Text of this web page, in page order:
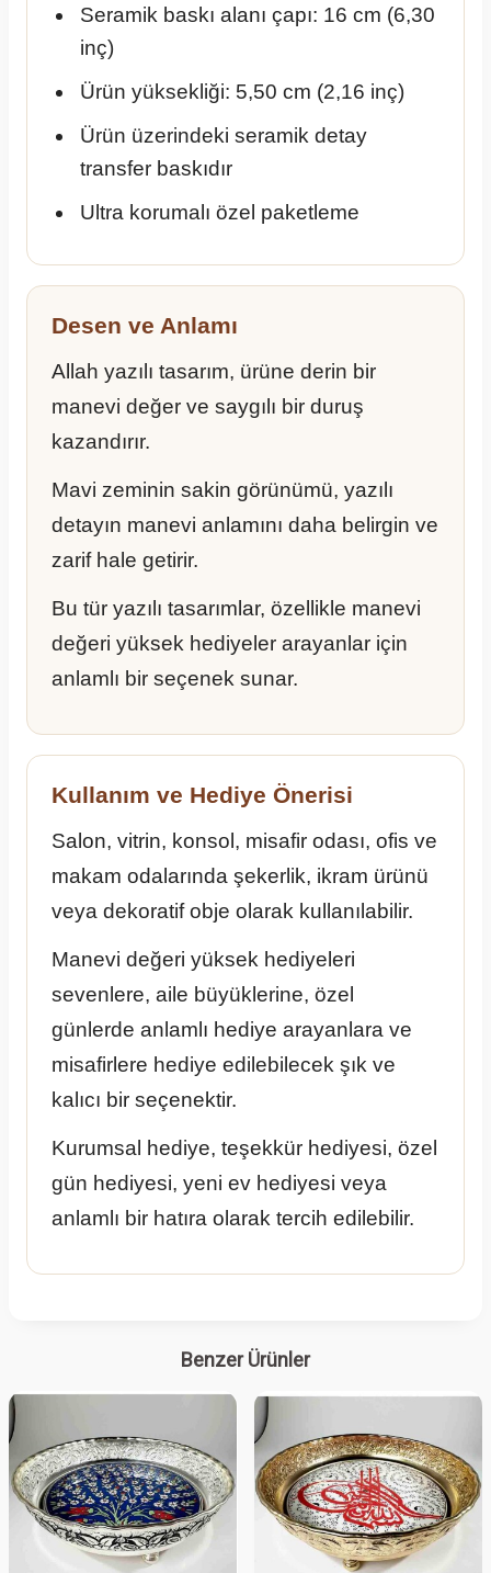
Seramik baskı alanı çapı: 16 cm (6,30
inç)
Ürün yüksekliği: 5,50 cm (2,16 inç)
Ürün üzerindeki seramik detay
transfer baskıdır
Ultra korumalı özel paketleme
Desen ve Anlamı
Allah yazılı tasarım, ürüne derin bir
manevi değer ve saygılı bir duruş
kazandırır.
Mavi zeminin sakin görünümü, yazılı
detayın manevi anlamını daha belirgin ve
zarif hale getirir.
Bu tür yazılı tasarımlar, özellikle manevi
değeri yüksek hediyeler arayanlar için
anlamlı bir seçenek sunar.
Kullanım ve Hediye Önerisi
Salon, vitrin, konsol, misafir odası, ofis ve
makam odalarında şekerlik, ikram ürünü
veya dekoratif obje olarak kullanılabilir.
Manevi değeri yüksek hediyeleri
sevenlere, aile büyüklerine, özel
günlerde anlamlı hediye arayanlara ve
misafirlere hediye edilebilecek şık ve
kalıcı bir seçenektir.
Kurumsal hediye, teşekkür hediyesi, özel
gün hediyesi, yeni ev hediyesi veya
anlamlı bir hatıra olarak tercih edilebilir.
Benzer Ürünler